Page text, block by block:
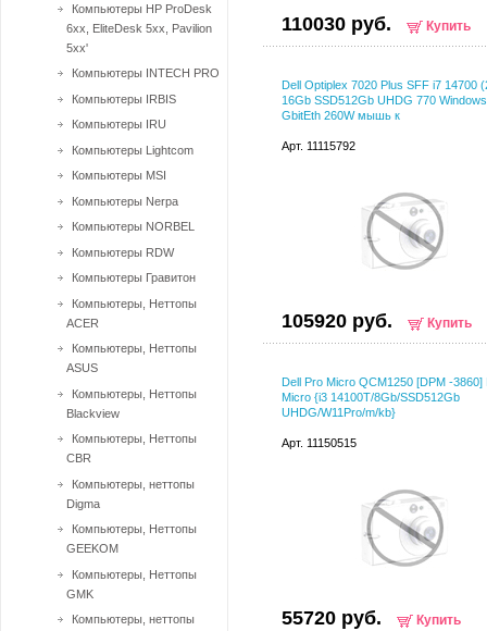
110030 руб. Купить
Dell Optiplex 7020 Plus SFF i7 14700
16Gb SSD512Gb UHDG 770
GbitEth 260W мышь к
Арт. 11115792
105920 руб. Купить
Dell Pro Micro QCM1250 [DPM -3860]
Micro {i3 14100T/8Gb/SSD512Gb
UHDG/W11Pro/m/kb}
Арт. 11150515
55720 руб. Купить
Компьютеры HP ProDesk
6xx, EliteDesk 5xx, Pavilion
5xx'
Компьютеры INTECH PRO
Компьютеры IRBIS
Компьютеры IRU
Компьютеры Lightcom
Компьютеры MSI
Компьютеры Nerpa
Компьютеры NORBEL
Компьютеры RDW
Компьютеры Гравитон
Компьютеры, Неттопы
ACER
Компьютеры, Неттопы
ASUS
Компьютеры, Неттопы
Blackview
Компьютеры, Неттопы
CBR
Компьютеры, неттопы
Digma
Компьютеры, Неттопы
GEEKOM
Компьютеры, Неттопы
GMK
Компьютеры, неттопы